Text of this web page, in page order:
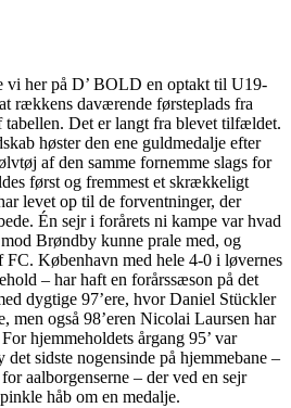
vi her på D’ BOLD en optakt til U19-
rækkens daværende førsteplads fra
Det er langt fra blevet tilfældet.
høster den ene guldmedalje efter
af den samme fornemme slags for
først og fremmest et skrækkeligt
levet op til de forventninger, der
Én sejr i forårets ni kampe var hvad
Brøndby kunne prale med, og
FC. København med hele 4-0 i løvernes
– har haft en forårssæson på det
dygtige 97’ere, hvor Daniel Stückler
men også 98’eren Nicolai Laursen har
hjemmeholdets årgang 95’ var
sidste nogensinde på hjemmebane –
aalborgenserne – der ved en sejr
håb om en medalje.